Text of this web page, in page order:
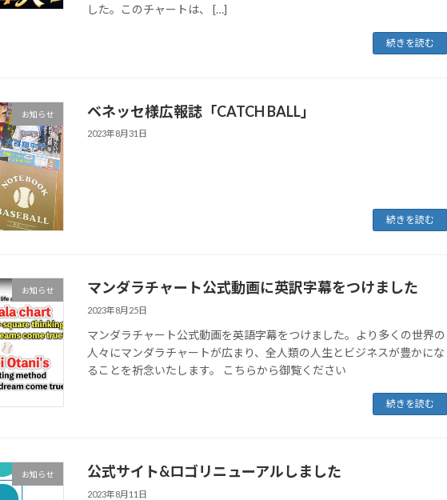
した。このチャートは、 […]
続きを読む
お知らせ ベネッセ様広報誌「CATCH BALL」
2023年8月31日
続きを読む
お知らせ マンダラチャート公式動画に英訳字幕をつけました
2023年8月25日
マンダラチャート公式動画を英語字幕をつけました。より多くの世界の
人々にマンダラチャートが広まり、全人類の人生とビジネスが豊かにな
ることを祈念いたします。 こちらから御覧ください
続きを読む
お知らせ 公式サイト&ロゴリニューアルしました
2023年8月11日